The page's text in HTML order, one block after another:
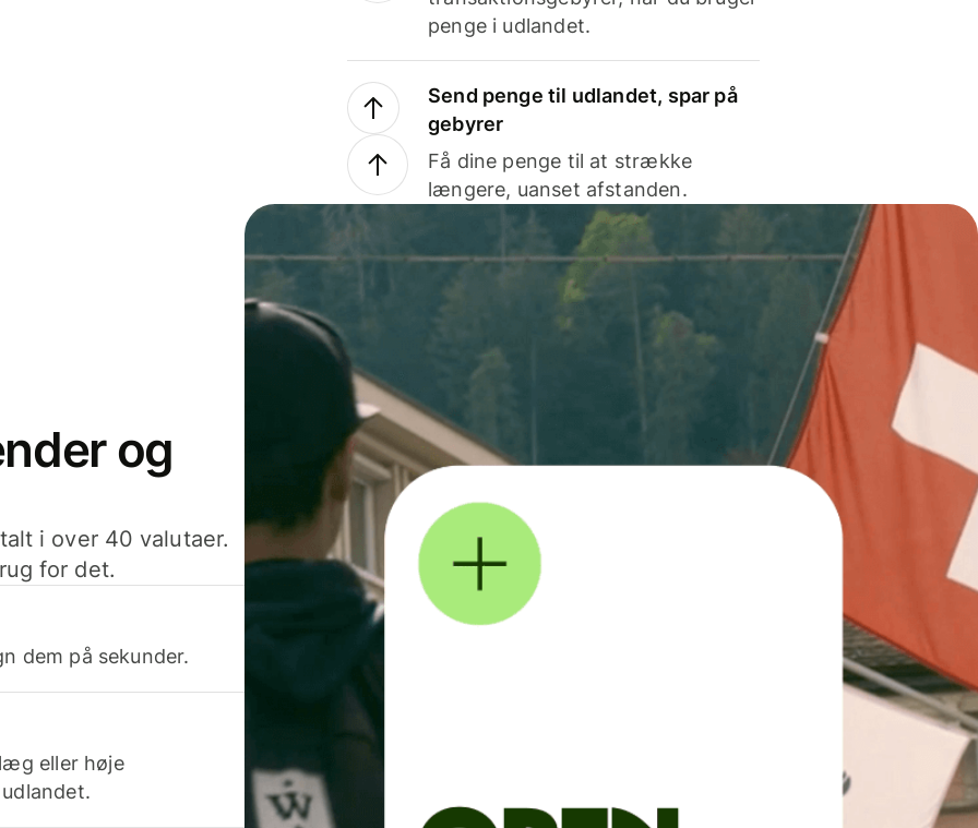
penge i udlandet.
Send penge til udlandet, spar på
gebyrer
Få dine penge til at strække
længere, uanset afstanden.
og
i over 40 valutaer.
for det.
dem på sekunder.
eller høje